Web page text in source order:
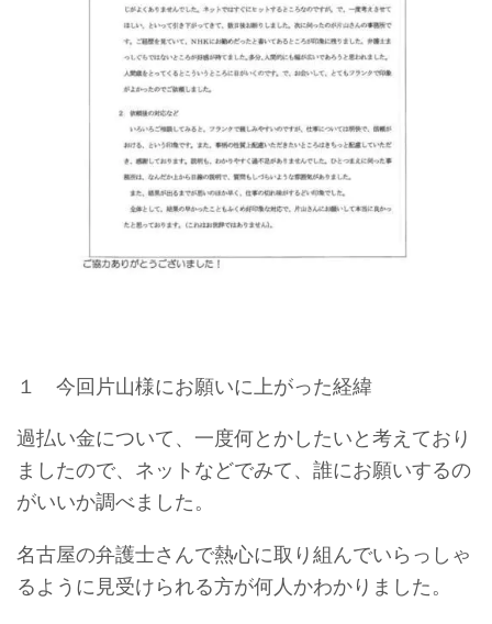
１ 今回片山様にお願いに上がった経緯
過払い金について、一度何とかしたいと考えており
ましたので、ネットなどでみて、誰にお願いするの
がいいか調べました。
名古屋の弁護士さんで熱心に取り組んでいらっしゃ
るように見受けられる方が何人かわかりました。